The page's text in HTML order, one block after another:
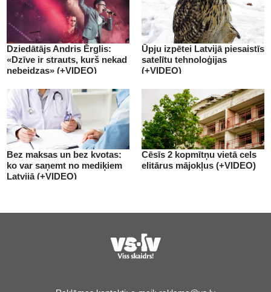
Dziedātājs Andris Ērglis:
«Dzīve ir strauts, kurš nekad
nebeidzas» (+VIDEO)
Ūpju izpētei Latvijā piesaistīs
satelītu tehnoloģijas
(+VIDEO)
Bez maksas un bez kvotas:
ko var saņemt no mediķiem
Latvijā (+VIDEO)
Cēsīs 2 kopmītņu vietā cels
elitārus mājokļus (+VIDEO)